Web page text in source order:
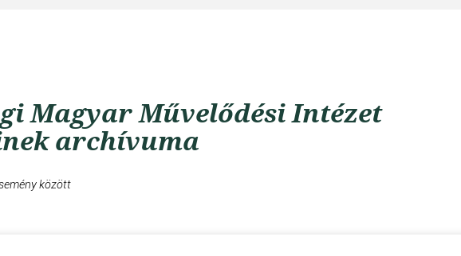
Magyar Művelődési Intézet
archívuma
között